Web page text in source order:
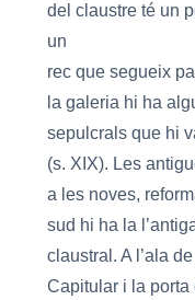
del claustre té un
un
rec que segueix
la galeria hi ha
sepulcrals que hi
(s. XIX). Les
a les noves,
sud hi ha la
claustral. A l’ala
Capitular i la porta